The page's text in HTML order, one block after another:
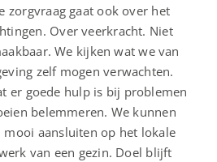
zorgvraag gaat ook over het
Over veerkracht. Niet
We kijken wat we van
zelf mogen verwachten.
er goede hulp is bij problemen
belemmeren. We kunnen
mooi aansluiten op het lokale
van een gezin. Doel blijft